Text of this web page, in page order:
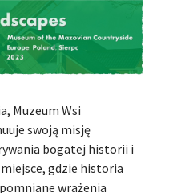
Muzeum Wsi
swoją misję
bogatej historii i
gdzie historia
wrażenia